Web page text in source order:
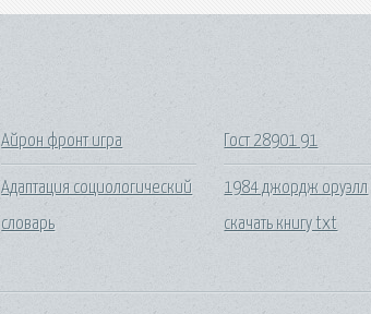
Айрон фронт игра
Адаптация социологический
словарь
Гост 28901 91
1984 джордж оруэлл
скачать книгу txt